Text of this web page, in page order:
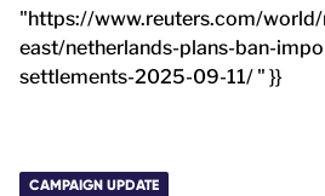
"https://www.reuters.com/
east/netherlands-plans-ban-
settlements-2025-09-11/ " }}
CAMPAIGN UPDATE